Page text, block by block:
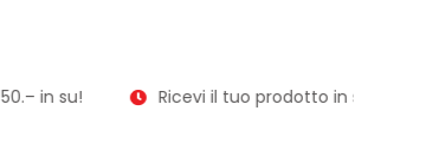
in su! Ricevi il tuo prodotto in soli 2–3